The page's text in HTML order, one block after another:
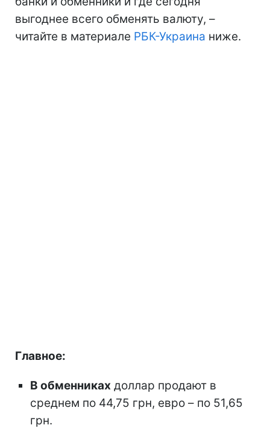
выгоднее всего обменять валюту, –
читайте в материале РБК-Украина ниже.
Главное:
В обменниках доллар продают в
среднем по 44,75 грн, евро – по 51,65
грн.